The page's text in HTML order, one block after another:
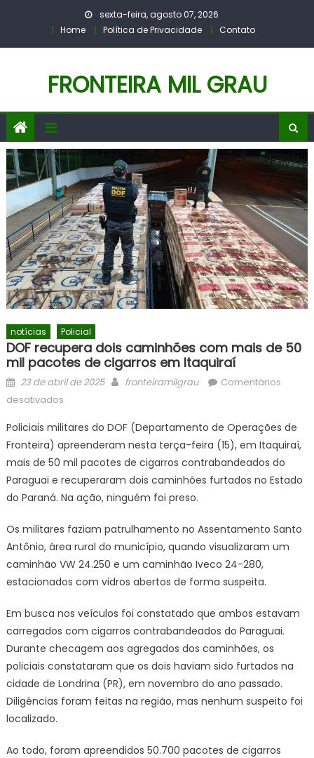
sexta-feira, agosto 07, 2026
Home
Política de Privacidade Contato
FRONTEIRA MIL GRAU
notícias Policial
DOF recupera dois caminhões com mais de 50
mil pacotes de cigarros em Itaquiraí
Posted
on
23 de abril de 2025 Author
fronteiramilgrau
Comentários
desativadosem
recupera
dois
caminhões
com
mais
50
mil
pacotes
em
Itaquiraí
Policiais militares do DOF (Departamento de Operações de
Fronteira) apreenderam nesta terça-feira (15), em Itaquiraí,
mais de 50 mil pacotes de cigarros contrabandeados do
Paraguai e recuperaram dois caminhões furtados no Estado
do Paraná. Na ação, ninguém foi preso.
Os militares faziam patrulhamento no Assentamento Santo
Antônio, área rural do município, quando visualizaram um
caminhão VW 24.250 e um caminhão Iveco 24-280,
estacionados com vidros abertos de forma suspeita.
Em busca nos veículos foi constatado que ambos estavam
carregados com cigarros contrabandeados do Paraguai.
Durante checagem aos agregados dos caminhões, os
policiais constataram que os dois haviam sido furtados na
cidade de Londrina (PR), em novembro do ano passado.
Diligências foram feitas na região, mas nenhum suspeito foi
localizado.
Ao todo, foram apreendidos 50.700 pacotes de cigarros